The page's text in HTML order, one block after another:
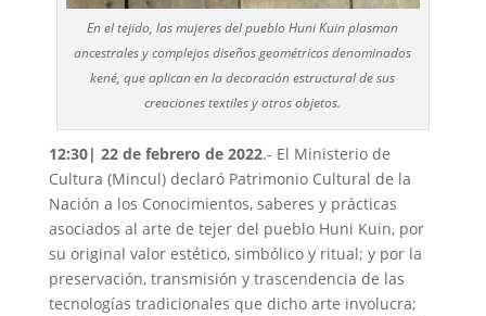
En el tejido, las mujeres del pueblo Huni Kuin plasman
ancestrales y complejos diseños geométricos denominados
kené, que aplican en la decoración estructural de sus
creaciones textiles y otros objetos.
12:30| 22 de febrero de 2022.- El Ministerio de
Cultura (Mincul) declaró Patrimonio Cultural de la
Nación a los Conocimientos, saberes y prácticas
asociados al arte de tejer del pueblo Huni Kuin, por
su original valor estético, simbólico y ritual; y por la
preservación, transmisión y trascendencia de las
tecnologías tradicionales que dicho arte involucra;